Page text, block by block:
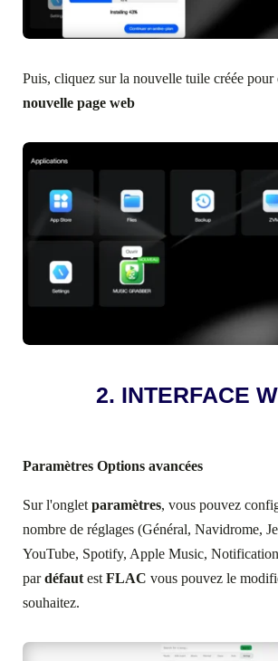
Puis, cliquez sur la nouvelle tuile créée pour
nouvelle page web
2. INTERFACE
Paramètres Options avancées
Sur l'onglet paramètres, vous pouvez
nombre de réglages (Général, Navidrome,
YouTube, Spotify, Apple Music,
pardéfaut est FLAC vous pouvez le
souhaitez.